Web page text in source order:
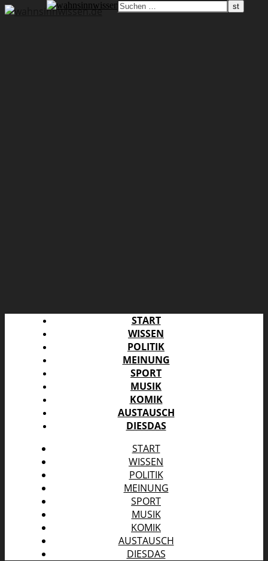
START
WISSEN
POLITIK
MEINUNG
SPORT
MUSIK
KOMIK
AUSTAUSCH
DIESDAS
START
WISSEN
POLITIK
MEINUNG
SPORT
MUSIK
KOMIK
AUSTAUSCH
DIESDAS